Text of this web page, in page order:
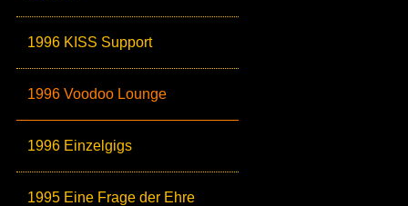
1996 KISS Support
1996 Voodoo Lounge
1996 Einzelgigs
1995 Eine Frage der Ehre